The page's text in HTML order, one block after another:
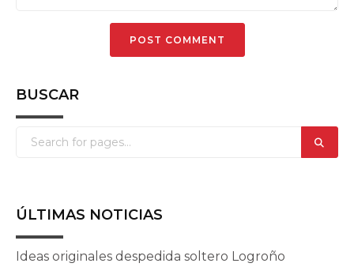
BUSCAR
ÚLTIMAS NOTICIAS
Ideas originales despedida soltero Logroño